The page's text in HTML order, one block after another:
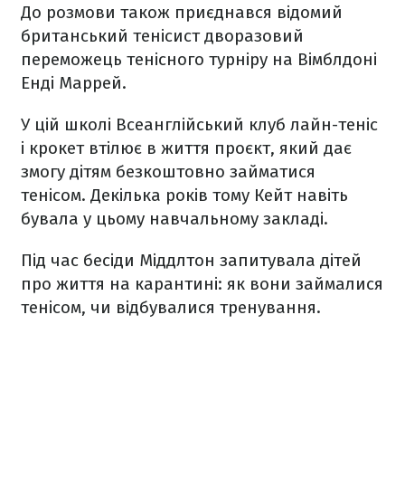
До розмови також приєднався відомий
британський тенісист дворазовий
переможець тенісного турніру на Вімблдоні
Енді Маррей.
У цій школі Всеанглійський клуб лайн-теніс
і крокет втілює в життя проєкт, який дає
змогу дітям безкоштовно займатися
тенісом. Декілька років тому Кейт навіть
бувала у цьому навчальному закладі.
Під час бесіди Міддлтон запитувала дітей
про життя на карантині: як вони займалися
тенісом, чи відбувалися тренування.